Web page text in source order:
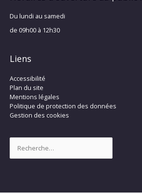
Du lundi au samedi
de 09h00 à 12h30
Liens
Accessibilité
Plan du site
Mentions légales
Politique de protection des données
Gestion des cookies